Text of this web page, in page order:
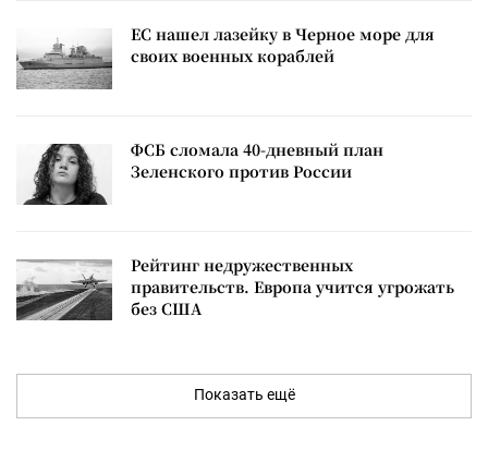
ЕС нашел лазейку в Черное море для
своих военных кораблей
ФСБ сломала 40-дневный план
Зеленского против России
Рейтинг недружественных
правительств. Европа учится угрожать
без США
Показать ещё